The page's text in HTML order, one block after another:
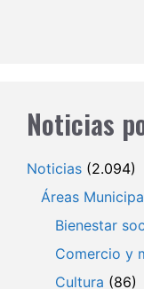
Noticias
Noticias (2.094)
Áreas
Bienestar
Comercio y
Cultura (86)